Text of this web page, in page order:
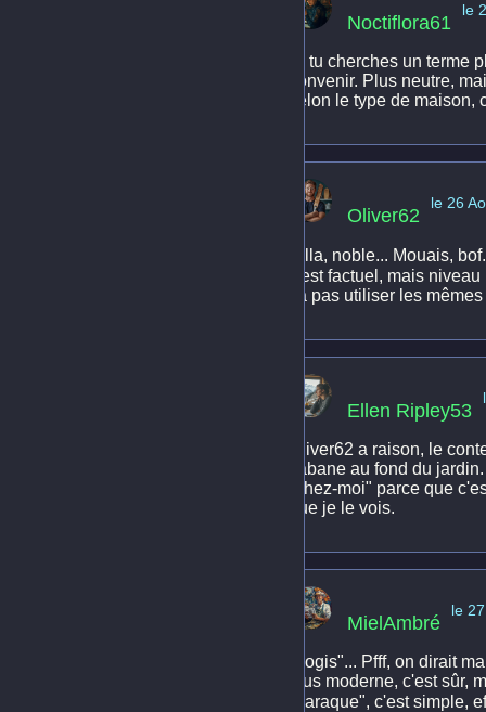
Noctiflora61
le
Si tu cherches un terme
convenir. Plus neutre,
selon le type de
Oliver62
le 26
Villa, noble... Mouais,
c'est factuel, mais
va pas utiliser les
Ellen Ripley53
Oliver62 a raison, le
cabane au fond du
"chez-moi" parce que
que je le vois.
MielAmbré
le
"Logis"... Pfff, on dirait
plus moderne, c'est sûr,
"baraque", c'est simple,